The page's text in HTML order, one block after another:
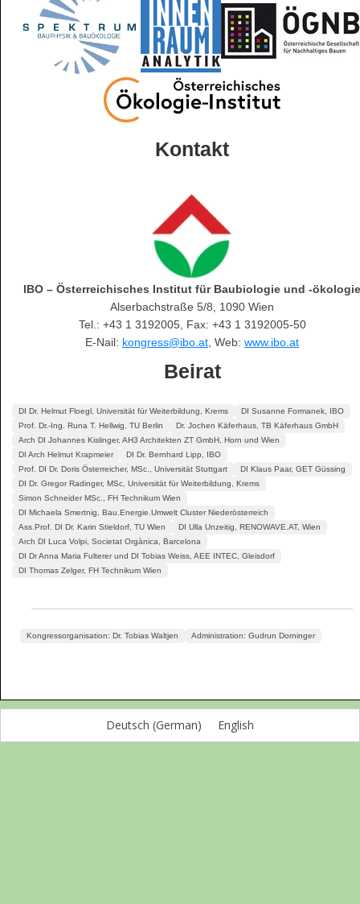
Kontakt
IBO – Österreichisches Institut für Baubiologie und -ökologie
Alserbachstraße 5/8, 1090 Wien
Tel.: +43 1 3192005, Fax: +43 1 3192005-50
E-Nail: kongress@ibo.at , Web: www.ibo.at
Beirat
DI Dr. Helmut Floegl, Universität für Weiterbildung, Krems
DI Susanne Formanek, IBO
Prof. Dr.-Ing. Runa T. Hellwig, TU Berlin
Dr. Jochen Käferhaus, TB Käferhaus GmbH
Arch DI Johannes Kislinger, AH3 Architekten ZT GmbH, Horn und Wien
DI Arch Helmut Krapmeier
DI Dr. Bernhard Lipp, IBO
Prof. DI Dr. Doris Österreicher, MSc., Universität Stuttgart
DI Klaus Paar, GET Güssing
DI Dr. Gregor Radinger, MSc, Universität für Weiterbildung, Krems
Simon Schneider MSc., FH Technikum Wien
DI Michaela Smertnig, Bau.Energie.Umwelt Cluster Niederösterreich
Ass.Prof. DI Dr. Karin Stieldorf, TU Wien
DI Ulla Unzeitig, RENOWAVE.AT, Wien
Arch DI Luca Volpi, Societat Orgànica, Barcelona
DI Dr Anna Maria Fulterer und DI Tobias Weiss, AEE INTEC, Gleisdorf
DI Thomas Zelger, FH Technikum Wien
Kongressorganisation: Dr. Tobias Waltjen Administration: Gudrun Dorninger
Deutsch (German) English